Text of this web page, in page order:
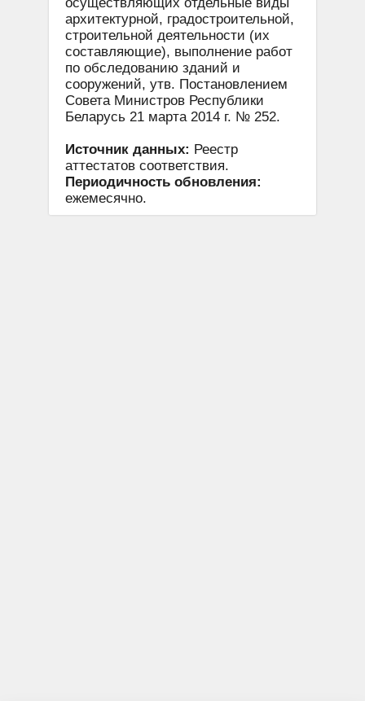
архитектурной, градостроительной,
строительной деятельности (их
составляющие), выполнение работ
по обследованию зданий и
сооружений, утв. Постановлением
Совета Министров Республики
Беларусь 21 марта 2014 г. № 252.
Источник данных: Реестр
аттестатов соответствия.
Периодичность обновления:
ежемесячно.